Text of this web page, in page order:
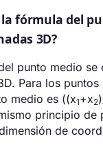
la fórmula del
3D?
punto medio se
Para los puntos
medio es ((x1+x2
principio de
de